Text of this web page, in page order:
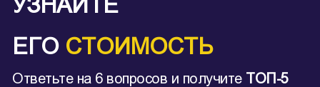
ЕГО СТОИМОСТЬ
Ответьте на 6 вопросов и получите ТОП-5